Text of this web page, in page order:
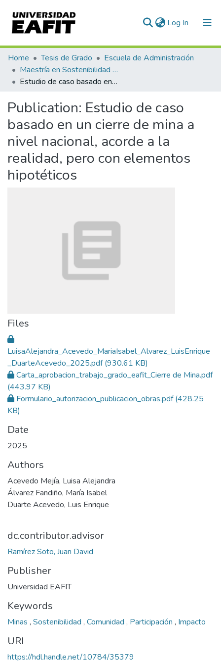
Log In (current)
Communities & Collections
All of DSpace
Home Tesis de Grado
Escuela de Administración
Maestría en Sostenibilidad (tesis)
Estudio de caso basado en un cierre de mina a nivel nacional, acorde a la realidad, pero con elementos hipotéticos
Publication: Estudio de caso
basado en un cierre de mina a
nivel nacional, acorde a la
realidad, pero con elementos
hipotéticos
Files
LuisaAlejandra_Acevedo_MariaIsabel_Alvarez_LuisEnrique
_DuarteAcevedo_2025.pdf(930.61 KB)
Carta_aprobacion_trabajo_grado_eafit_Cierre de Mina.pdf
(443.97 KB)
Formulario_autorizacion_publicacion_obras.pdf(428.25
KB)
Date
2025
Authors
Acevedo Mejía, Luisa Alejandra
Álvarez Fandiño, María Isabel
Duarte Acevedo, Luis Enrique
dc.contributor.advisor
Ramírez Soto, Juan David
Publisher
Universidad EAFIT
Keywords
Minas , Sostenibilidad , Comunidad , Participación , Impacto
URI
https://hdl.handle.net/10784/35379